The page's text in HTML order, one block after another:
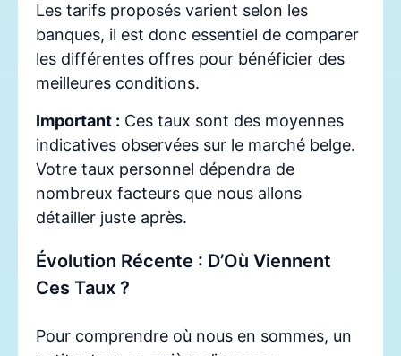
Les tarifs proposés varient selon les
banques, il est donc essentiel de comparer
les différentes offres pour bénéficier des
meilleures conditions.
Important : Ces taux sont des moyennes
indicatives observées sur le marché belge.
Votre taux personnel dépendra de
nombreux facteurs que nous allons
détailler juste après.
Évolution Récente : D’Où Viennent
Ces Taux ?
Pour comprendre où nous en sommes, un